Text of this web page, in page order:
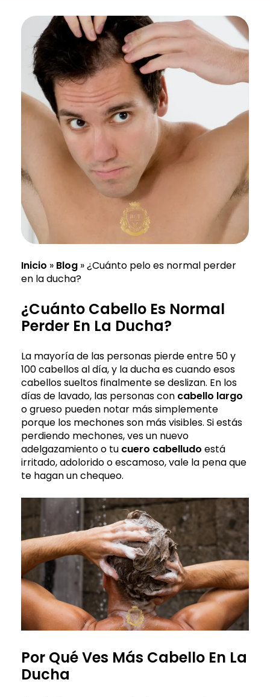
Svenska
Inicio » Blog »¿Cuánto pelo es normal perder
en la ducha?
¿Cuánto Cabello Es Normal
Perder En La Ducha?
La mayoría de las personas pierde entre 50 y
100 cabellos al día, y la ducha es cuando esos
cabellos sueltos finalmente se deslizan. En los
días de lavado, las personas con cabello largo
o grueso pueden notar más simplemente
porque los mechones son más visibles. Si estás
perdiendo mechones, ves un nuevo
adelgazamiento o tu cuero cabelludo está
irritado, adolorido o escamoso, vale la pena que
te hagan un chequeo.
Por Qué Ves Más Cabello En La
Ducha